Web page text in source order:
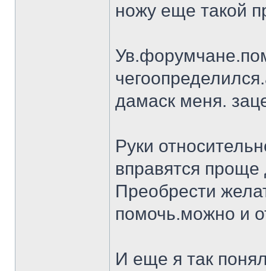
ножу еще такой
дамаск меня.
Руки
вправятся
Преобрести
помочь.можно и
И еще я так